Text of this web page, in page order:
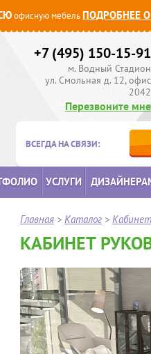
офисную мебельПОДРОБНЕЕ
+7 (495) 150-15-91
м. Водный Стадион
ул. Смольная д. 12, офис
2042
Перезвоните мне
ВСЕГДА НА СВЯЗИ:
УСЛУГИ
Главная > Каталог >
КАБИНЕТ